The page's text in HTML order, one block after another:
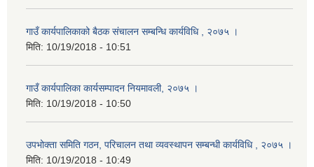
गाउँ कार्यपालिकाको बैठक संचालन सम्बन्धि कार्यविधि , २०७५ ।
मिति: 10/19/2018 - 10:51
गाउँ कार्यपालिका कार्यसम्पादन नियमावली, २०७५ ।
मिति: 10/19/2018 - 10:50
उपभोक्ता समिति गठन, परिचालन तथा व्यवस्थापन सम्बन्धी कार्यविधि , २०७५ ।
मिति: 10/19/2018 - 10:49